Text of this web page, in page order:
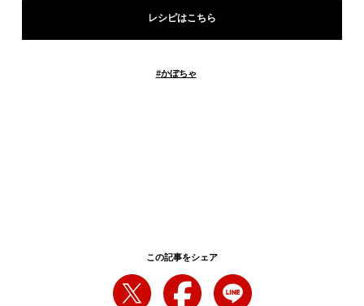
レシピはこちら
#かぼちゃ
この記事をシェア